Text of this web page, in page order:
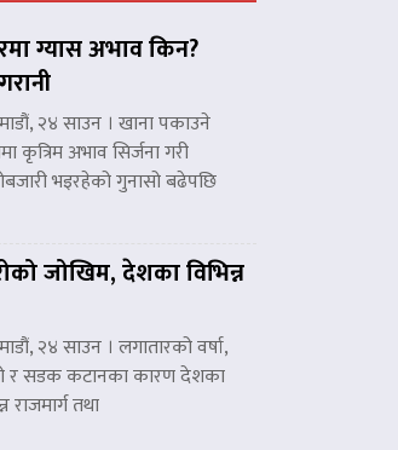
ग्यास अभाव किन?
२४ साउन । खाना पकाउने
कृत्रिम अभाव सिर्जना गरी
भइरहेको गुनासो बढेपछि
जोखिम, देशका विभिन्न
२४ साउन । लगातारको वर्षा,
र सडक कटानका कारण देशका
राजमार्ग तथा